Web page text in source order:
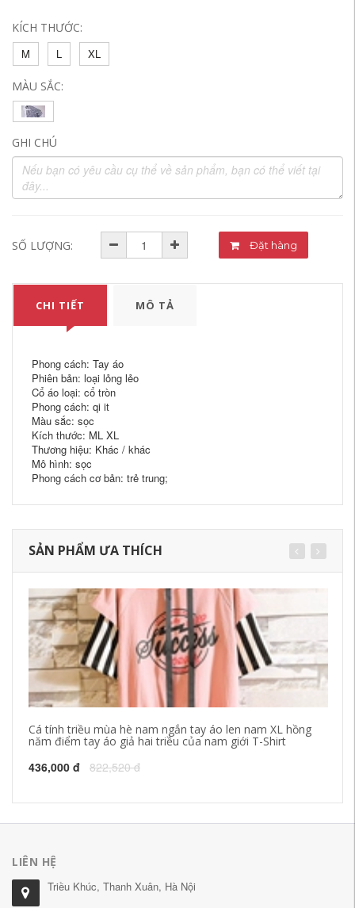
KÍCH THƯỚC:
M
L XL
MÀU SẮC:
GHI CHÚ
SỐ LƯỢNG: Đặt hàng
CHI TIẾT MÔ TẢ
Phong cách: Tay áo
Phiên bản: loại lỏng lẻo
Cổ áo loại: cổ tròn
Phong cách: qi it
Màu sắc: sọc
Kích thước: ML XL
Thương hiệu: Khác / khác
Mô hình: sọc
Phong cách cơ bản: trẻ trung;
SẢN PHẨM ƯA THÍCH
Cá tính triều mùa hè nam ngắn tay áo len nam XL hồng
năm điểm tay áo giả hai triều của nam giới T-Shirt
436,000 đ 822,520 đ
LIÊN HỆ
Triều Khúc, Thanh Xuân, Hà Nội